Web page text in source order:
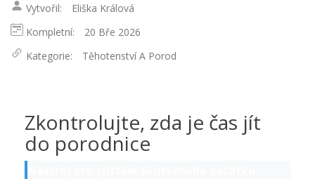
Vytvořil:
Eliška Králová
Kompletní:
20 Bře 2026
Kategorie:
Těhotenství A Porod
Zkontrolujte, zda je čas jít
do porodnice